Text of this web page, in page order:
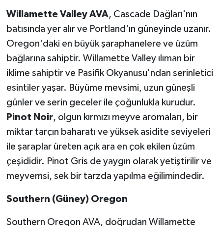
Willamette Valley AVA, Cascade Dağları'nın
batısında yer alır ve Portland'ın güneyinde uzanır.
Oregon'daki en büyük şaraphanelere ve üzüm
bağlarına sahiptir. Willamette Valley ılıman bir
iklime sahiptir ve Pasifik Okyanusu'ndan serinletici
esintiler yaşar. Büyüme mevsimi, uzun güneşli
günler ve serin geceler ile çoğunlukla kurudur.
Pinot Noir, olgun kırmızı meyve aromaları, bir
miktar tarçın baharatı ve yüksek asidite seviyeleri
ile şaraplar üreten açık ara en çok ekilen üzüm
çeşididir. Pinot Gris de yaygın olarak yetiştirilir ve
meyvemsi, sek bir tarzda yapılma eğilimindedir.
Southern (Güney) Oregon
Southern Oregon AVA, doğrudan Willamette